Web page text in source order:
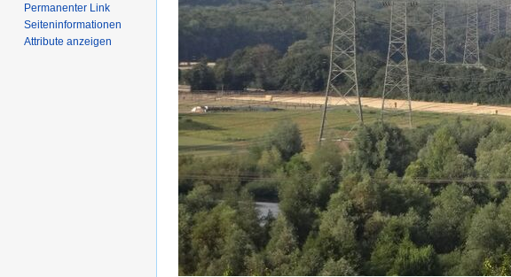
Permanenter Link
Seiten­­informationen
Attribute anzeigen